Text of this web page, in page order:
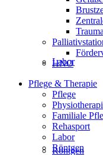
Labor
Röntgen
HNO
Pflege & Therapie
Pflege
Familiale
Rehasport
Labor
Röntgen